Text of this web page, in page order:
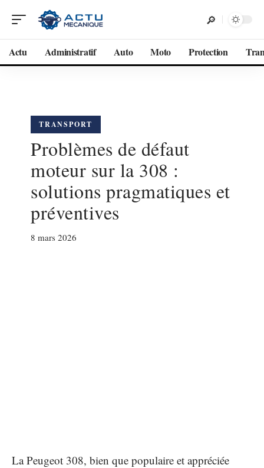
Actu Administratif Auto Moto Protection
TRANSPORT
Problèmes de défaut
moteur sur la 308 :
solutions pragmatiques et
préventives
8 mars 2026
La Peugeot 308, bien que populaire et appréciée